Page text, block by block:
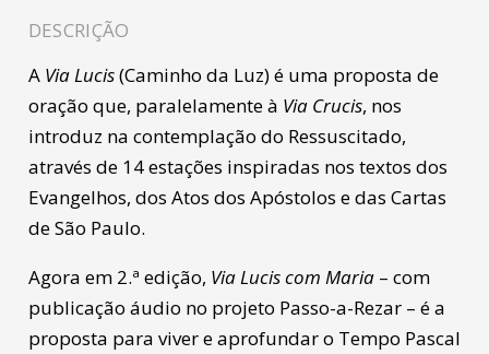
DESCRIÇÃO
A Via Lucis(Caminho da Luz) é uma proposta de
oração que, paralelamente à Via Crucis, nos
introduz na contemplação do Ressuscitado,
através de 14 estações inspiradas nos textos dos
Evangelhos, dos Atos dos Apóstolos e das Cartas
de São Paulo.
Agora em 2.ª edição, Via Lucis com Maria – com
publicação áudio no projeto Passo-a-Rezar – é a
proposta para viver e aprofundar o Tempo Pascal